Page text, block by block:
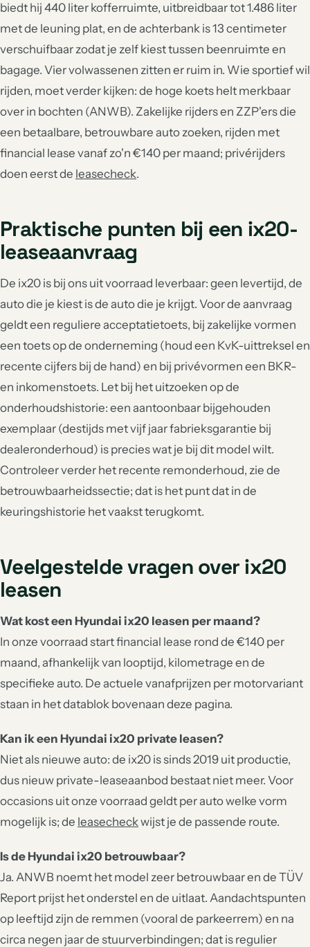
biedt hij 440 liter kofferruimte, uitbreidbaar tot 1.486 liter
met de leuning plat, en de achterbank is 13 centimeter
verschuifbaar zodat je zelf kiest tussen beenruimte en
bagage. Vier volwassenen zitten er ruim in. Wie sportief wil
rijden, moet verder kijken: de hoge koets helt merkbaar
over in bochten (ANWB). Zakelijke rijders en ZZP'ers die
een betaalbare, betrouwbare auto zoeken, rijden met
financial lease vanaf zo'n €140 per maand; privérijders
doen eerst de leasecheck.
Praktische punten bij een ix20-
leaseaanvraag
De ix20 is bij ons uit voorraad leverbaar: geen levertijd, de
auto die je kiest is de auto die je krijgt. Voor de aanvraag
geldt een reguliere acceptatietoets, bij zakelijke vormen
een toets op de onderneming (houd een KvK-uittreksel en
recente cijfers bij de hand) en bij privévormen een BKR-
en inkomenstoets. Let bij het uitzoeken op de
onderhoudshistorie: een aantoonbaar bijgehouden
exemplaar (destijds met vijf jaar fabrieksgarantie bij
dealeronderhoud) is precies wat je bij dit model wilt.
Controleer verder het recente remonderhoud, zie de
betrouwbaarheidssectie; dat is het punt dat in de
keuringshistorie het vaakst terugkomt.
Veelgestelde vragen over ix20
leasen
Wat kost een Hyundai ix20 leasen per maand?
In onze voorraad start financial lease rond de €140 per
maand, afhankelijk van looptijd, kilometrage en de
specifieke auto. De actuele vanafprijzen per motorvariant
staan in het datablok bovenaan deze pagina.
Kan ik een Hyundai ix20 private leasen?
Niet als nieuwe auto: de ix20 is sinds 2019 uit productie,
dus nieuw private-leaseaanbod bestaat niet meer. Voor
occasions uit onze voorraad geldt per auto welke vorm
mogelijk is; de leasecheckwijst je de passende route.
Is de Hyundai ix20 betrouwbaar?
Ja. ANWB noemt het model zeer betrouwbaar en de TÜV
Report prijst het onderstel en de uitlaat. Aandachtspunten
op leeftijd zijn de remmen (vooral de parkeerrem) en na
circa negen jaar de stuurverbindingen; dat is regulier